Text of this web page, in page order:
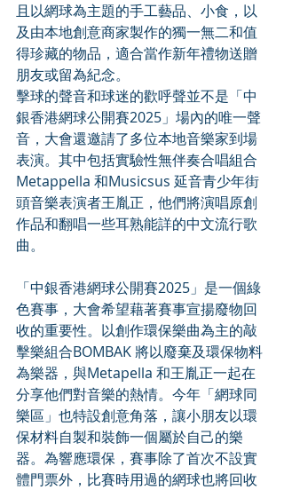
且以網球為主題的手工藝品、小食，以
及由本地創意商家製作的獨一無二和值
得珍藏的物品，適合當作新年禮物送贈
朋友或留為紀念。
擊球的聲音和球迷的歡呼聲並不是「中
銀香港網球公開賽2025」場內的唯一聲
音，大會還邀請了多位本地音樂家到場
表演。其中包括實驗性無伴奏合唱組合
Metappella 和Musicsus 延音青少年街
頭音樂表演者王胤正，他們將演唱原創
作品和翻唱一些耳熟能詳的中文流行歌
曲。
「中銀香港網球公開賽2025」是一個綠
色賽事，大會希望藉著賽事宣揚廢物回
收的重要性。以創作環保樂曲為主的敲
擊樂組合BOMBAK 將以廢棄及環保物料
為樂器，與Metapella 和王胤正一起在
分享他們對音樂的熱情。今年「網球同
樂區」也特設創意角落，讓小朋友以環
保材料自製和裝飾一個屬於自己的樂
器。為響應環保，賽事除了首次不設實
體門票外，比賽時用過的網球也將回收